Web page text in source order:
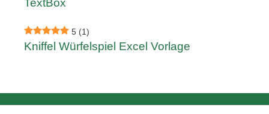
TextBox
5 (1)
Kniffel Würfelspiel Excel Vorlage